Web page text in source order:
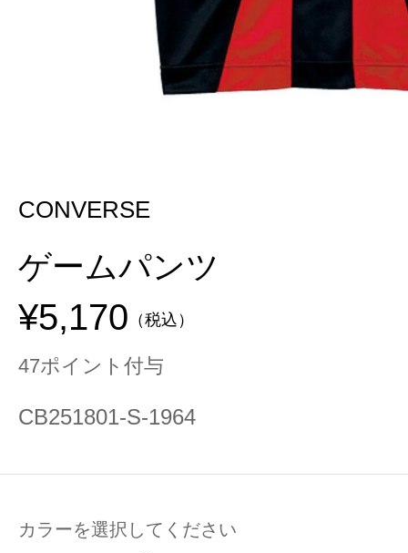
CONVERSE
ゲームパンツ
¥5,170 （税込）
47ポイント付与
CB251801-S-1964
カラーを選択してください